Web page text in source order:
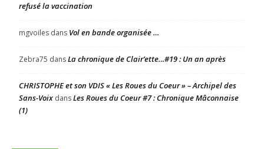
refusé la vaccination
mgvoiles dans Vol en bande organisée …
Zebra75 dansLa chronique de Clair’ette…#19 : Un an après
CHRISTOPHE et son VDIS « Les Roues du Coeur » – Archipel des
Sans-Voix dansLes Roues du Coeur #7 : Chronique Mâconnaise
(1)